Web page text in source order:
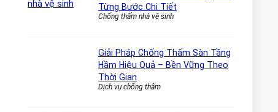
Từng Bước Chi Tiết
Chống thấm nhà vệ sinh
Giải Pháp Chống Thấm Sàn Tầng
Hầm Hiệu Quả – Bền Vững Theo
Thời Gian
Dịch vụ chống thấm